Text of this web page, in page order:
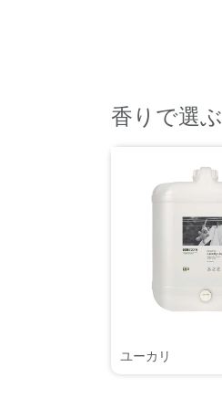
香りで選ぶ
ユーカリ